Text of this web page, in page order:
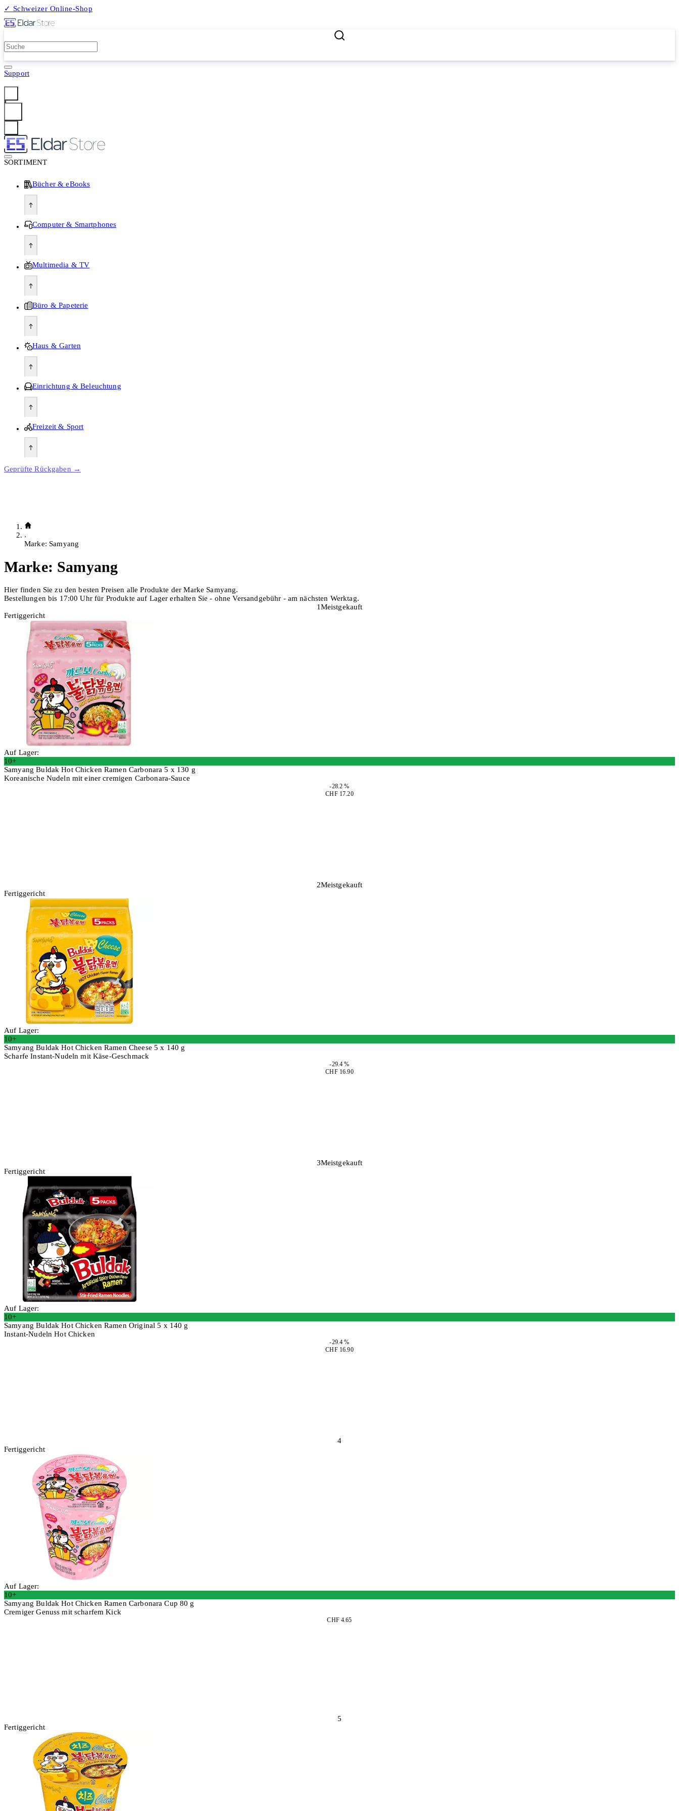
✓ Schweizer Online-Shop
Support
SORTIMENT
Bücher & eBooks
Computer & Smartphones
Multimedia & TV
Büro & Papeterie
Haus & Garten
Einrichtung & Beleuchtung
Freizeit & Sport
Geprüfte Rückgaben →
Marke: Samyang
Marke: Samyang
Hier finden Sie zu den besten Preisen alle Produkte der Marke Samyang.
Bestellungen bis 17:00 Uhr für Produkte auf Lager erhalten Sie - ohne Versandgebühr - am nächsten Werktag.
1Meistgekauft
Fertiggericht
Auf Lager:
10+
Samyang Buldak Hot Chicken Ramen Carbonara 5 x 130 g
Koreanische Nudeln mit einer cremigen Carbonara-Sauce
-28.2 %
CHF 17.20
2Meistgekauft
Fertiggericht
Auf Lager:
10+
Samyang Buldak Hot Chicken Ramen Cheese 5 x 140 g
Scharfe Instant-Nudeln mit Käse-Geschmack
-29.4 %
CHF 16.90
3Meistgekauft
Fertiggericht
Auf Lager:
10+
Samyang Buldak Hot Chicken Ramen Original 5 x 140 g
Instant-Nudeln Hot Chicken
-29.4 %
CHF 16.90
4
Fertiggericht
Auf Lager:
10+
Samyang Buldak Hot Chicken Ramen Carbonara Cup 80 g
Cremiger Genuss mit scharfem Kick
CHF 4.65
5
Fertiggericht